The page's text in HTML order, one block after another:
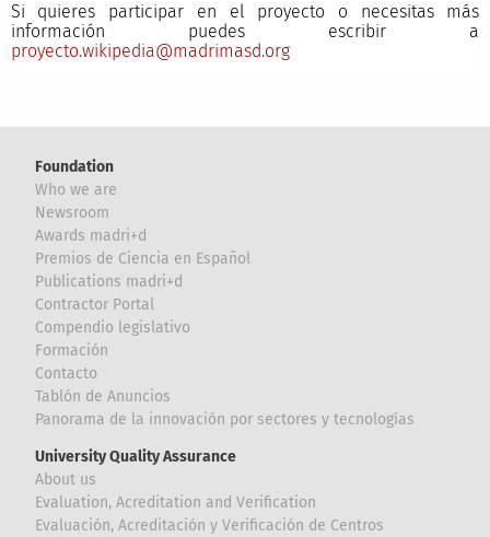
Si quieres participar en el proyecto o necesitas más
información puedes escribir a
proyecto.wikipedia@madrimasd.org
Foundation
Who we are
Newsroom
Awards madri+d
Premios de Ciencia en Español
Publications madri+d
Contractor Portal
Compendio legislativo
Formación
Contacto
Tablón de Anuncios
Panorama de la innovación por sectores y tecnologías
University Quality Assurance
About us
Evaluation, Acreditation and Verification
Evaluación, Acreditación y Verificación de Centros